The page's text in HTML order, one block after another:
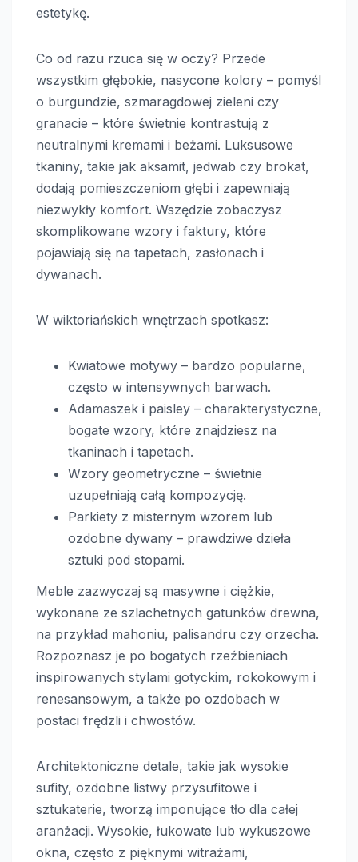
estetykę.
Co od razu rzuca się w oczy? Przede
wszystkim głębokie, nasycone kolory – pomyśl
o burgundzie, szmaragdowej zieleni czy
granacie – które świetnie kontrastują z
neutralnymi kremami i beżami. Luksusowe
tkaniny, takie jak aksamit, jedwab czy brokat,
dodają pomieszczeniom głębi i zapewniają
niezwykły komfort. Wszędzie zobaczysz
skomplikowane wzory i faktury, które
pojawiają się na tapetach, zasłonach i
dywanach.
W wiktoriańskich wnętrzach spotkasz:
Kwiatowe motywy – bardzo popularne,
często w intensywnych barwach.
Adamaszek i paisley – charakterystyczne,
bogate wzory, które znajdziesz na
tkaninach i tapetach.
Wzory geometryczne – świetnie
uzupełniają całą kompozycję.
Parkiety z misternym wzorem lub
ozdobne dywany – prawdziwe dzieła
sztuki pod stopami.
Meble zazwyczaj są masywne i ciężkie,
wykonane ze szlachetnych gatunków drewna,
na przykład mahoniu, palisandru czy orzecha.
Rozpoznasz je po bogatych rzeźbieniach
inspirowanych stylami gotyckim, rokokowym i
renesansowym, a także po ozdobach w
postaci frędzli i chwostów.
Architektoniczne detale, takie jak wysokie
sufity, ozdobne listwy przysufitowe i
sztukaterie, tworzą imponujące tło dla całej
aranżacji. Wysokie, łukowate lub wykuszowe
okna, często z pięknymi witrażami,